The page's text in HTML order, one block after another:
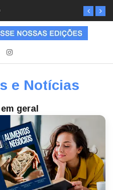
e Notícias
geral